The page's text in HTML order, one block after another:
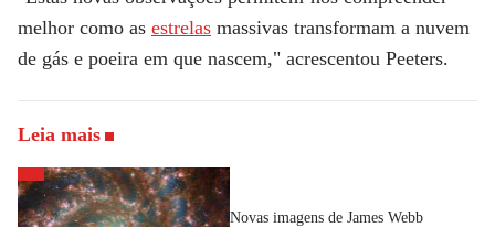
melhor como as estrelas massivas transformam a nuvem
de gás e poeira em que nascem," acrescentou Peeters.
Leia mais
Novas imagens de James Webb